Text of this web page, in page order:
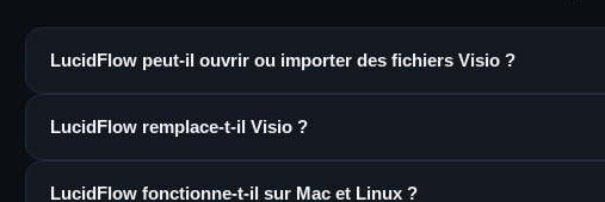
LucidFlow peut-il ouvrir ou importer des fichiers Visio ?
LucidFlow remplace-t-il Visio ?
LucidFlow fonctionne-t-il sur Mac et Linux ?